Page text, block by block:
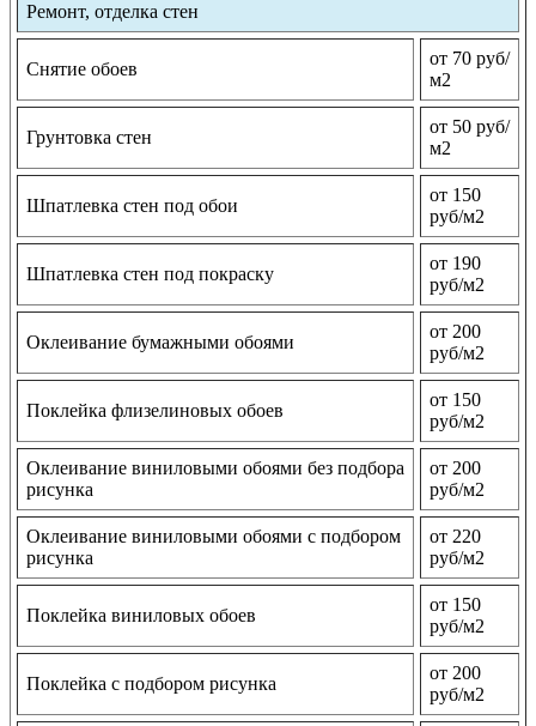
Ремонт, отделка стен
Снятие обоев
от 70 руб/
м2
Грунтовка стен
от 50 руб/
м2
Шпатлевка стен под обои
от 150
руб/м2
Шпатлевка стен под покраску
от 190
руб/м2
Оклеивание бумажными обоями
от 200
руб/м2
Поклейка флизелиновых обоев
от 150
руб/м2
Оклеивание виниловыми обоями без подбора
рисунка
от 200
руб/м2
Оклеивание виниловыми обоями с подбором
рисунка
от 220
руб/м2
Поклейка виниловых обоев
от 150
руб/м2
Поклейка с подбором рисунка
от 200
руб/м2